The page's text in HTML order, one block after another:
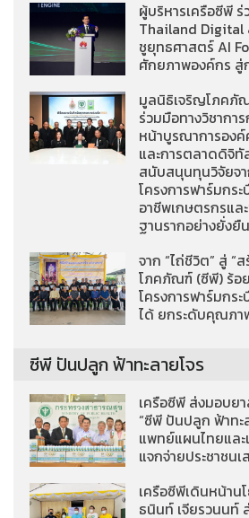
ผู้บริหารเครือซีพี ร่
Thailand Digital
ชูยุทธศาสตร์ AI
ศักยภาพองค์กร สู่
มูลนิธิเจริญโภคภั
ร่วมมือทางวิชากา
หน้าบูรณาการองค์
และการตลาดดิจิทั
สนับสนุนทุนวิจัยจ
โครงการฟาร์มกร
อาชีพเกษตรกรแล
ฐานรากอย่างยั่งยืน
จาก “ไถ่ชีวิต” สู่ “
โภคภัณฑ์ (ซีพี) ร้อ
โครงการฟาร์มกร
ได้ ยกระดับคุณภา
ซีพี ปันปลูก ฟ้าทะลายโจร
เครือซีพี ส่งมอบย
“ซีพี ปันปลูก ฟ้าทะ
แพทย์แผนไทยแล
แจกจ่ายประชาชน
เครือซีพีเดินหน้าน
ธนินท์ เจียรวนนท์